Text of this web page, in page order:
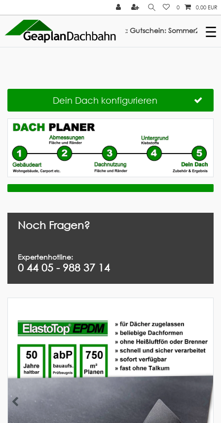
0 0,00 EUR
auf ElastoTop & Multi-Fix: Gutschein: Sommer2026 /// ☰
Dein Dach konfigurieren
Noch Fragen?
Expertenhotline:
0 44 05 - 988 37 14